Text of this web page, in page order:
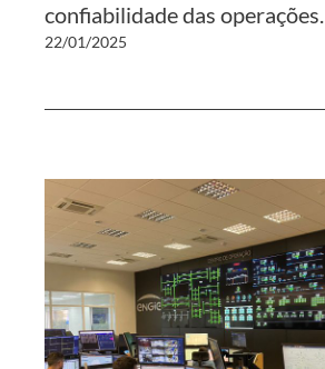
confiabilidade das operações.
22/01/2025